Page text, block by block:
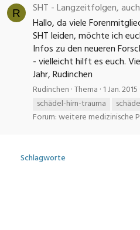
R
SHT - Langzeitfolgen,
Hallo, da viele
SHT leiden, möchte ich
Infos zu den neueren
- vielleicht hilft es euch.
Jahr, Rudinchen
Rudinchen Thema 1 Jan. 2015
schädel-hirn-trauma
Forum:weitere medizinische
Schlagworte